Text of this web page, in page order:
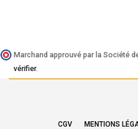
Marchand approuvé par la Société
vérifier.
CGV MENTIONS